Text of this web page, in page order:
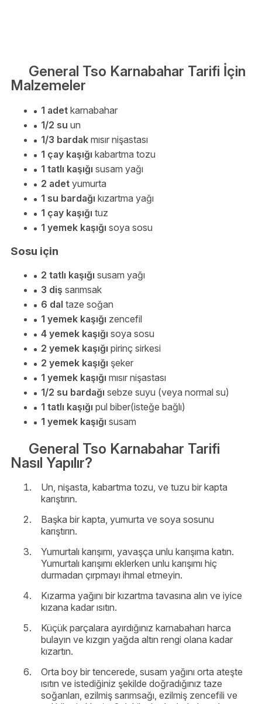
General Tso Karnabahar Tarifi İçin
Malzemeler
1 adet karnabahar
1/2 su un
1/3 bardak mısır nişastası
1 çay kaşığı kabartma tozu
1 tatlı kaşığı susam yağı
2 adet yumurta
1 su bardağı kızartma yağı
1 çay kaşığı tuz
1 yemek kaşığı soya sosu
Sosu için
2 tatlı kaşığı susam yağı
3 diş sarımsak
6 dal taze soğan
1 yemek kaşığı zencefil
4 yemek kaşığı soya sosu
2 yemek kaşığı pirinç sirkesi
2 yemek kaşığı şeker
1 yemek kaşığı mısır nişastası
1/2 su bardağı sebze suyu (veya normal su)
1 tatlı kaşığı pul biber(isteğe bağlı)
1 yemek kaşığı susam
General Tso Karnabahar Tarifi
Nasıl Yapılır?
Un, nişasta, kabartma tozu, ve tuzu bir kapta
karıştırın.
Başka bir kapta, yumurta ve soya sosunu
karıştırın.
Yumurtalı karışımı, yavaşça unlu karışıma katın.
Yumurtalı karışımı eklerken unlu karışımı hiç
durmadan çırpmayı ihmal etmeyin.
Kızarma yağını bir kızartma tavasına alın ve iyice
kızana kadar ısıtın.
Küçük parçalara ayırdığınız karnabaharı harca
bulayın ve kızgın yağda altın rengi olana kadar
kızartın.
Orta boy bir tencerede, susam yağını orta ateşte
ısıtın ve istediğiniz şekilde doğradığınız taze
soğanları, ezilmiş sarımsağı, ezilmiş zencefili ve